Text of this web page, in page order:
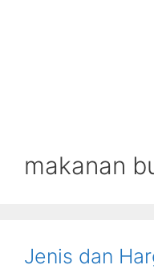
makanan
Jenis dan